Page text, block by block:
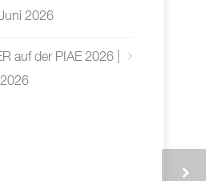
2026
auf der PIAE 2026 |